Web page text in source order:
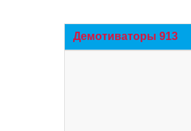
Демотиваторы 913